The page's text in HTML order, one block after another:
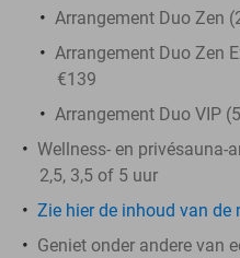
Arrangement Duo Zen
Arrangement Duo Zen
€139
Arrangement Duo VIP
Wellness- en privésauna-
2,5, 3,5 of 5 uur
Zie hier de inhoud van de
Geniet onder andere van